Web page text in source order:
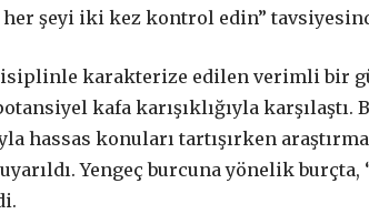
her şeyi iki kez kontrol edin”
karakterize edilen verimli bir
kafa karışıklığıyla karşılaştı.
hassas konuları tartışırken
Yengeç burcuna yönelik